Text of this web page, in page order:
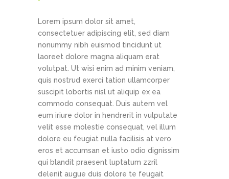
Lorem ipsum dolor sit amet,
consectetuer adipiscing elit, sed diam
nonummy nibh euismod tincidunt ut
laoreet dolore magna aliquam erat
volutpat. Ut wisi enim ad minim veniam,
quis nostrud exerci tation ullamcorper
suscipit lobortis nisl ut aliquip ex ea
commodo consequat. Duis autem vel
eum iriure dolor in hendrerit in vulputate
velit esse molestie consequat, vel illum
dolore eu feugiat nulla facilisis at vero
eros et accumsan et iusto odio dignissim
qui blandit praesent luptatum zzril
delenit augue duis dolore te feugait